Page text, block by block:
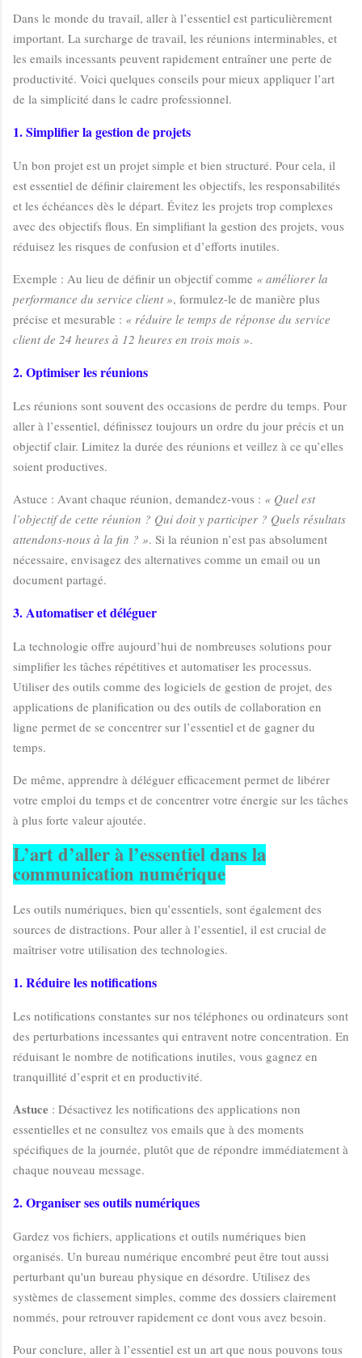
Dans le monde du travail, aller à l’essentiel est particulièrement
important. La surcharge de travail, les réunions interminables, et
les emails incessants peuvent rapidement entraîner une perte de
productivité. Voici quelques conseils pour mieux appliquer l’art
de la simplicité dans le cadre professionnel.
1. Simplifier la gestion de projets
Un bon projet est un projet simple et bien structuré. Pour cela, il
est essentiel de définir clairement les objectifs, les responsabilités
et les échéances dès le départ. Évitez les projets trop complexes
avec des objectifs flous. En simplifiant la gestion des projets, vous
réduisez les risques de confusion et d’efforts inutiles.
Exemple : Au lieu de définir un objectif comme « améliorer la
performance du service client », formulez-le de manière plus
précise et mesurable : « réduire le temps de réponse du service
client de 24 heures à 12 heures en trois mois ».
2. Optimiser les réunions
Les réunions sont souvent des occasions de perdre du temps. Pour
aller à l’essentiel, définissez toujours un ordre du jour précis et un
objectif clair. Limitez la durée des réunions et veillez à ce qu’elles
soient productives.
Astuce : Avant chaque réunion, demandez-vous : « Quel est
l’objectif de cette réunion ? Qui doit y participer ? Quels résultats
attendons-nous à la fin ? ». Si la réunion n’est pas absolument
nécessaire, envisagez des alternatives comme un email ou un
document partagé.
3. Automatiser et déléguer
La technologie offre aujourd’hui de nombreuses solutions pour
simplifier les tâches répétitives et automatiser les processus.
Utiliser des outils comme des logiciels de gestion de projet, des
applications de planification ou des outils de collaboration en
ligne permet de se concentrer sur l’essentiel et de gagner du
temps.
De même, apprendre à déléguer efficacement permet de libérer
votre emploi du temps et de concentrer votre énergie sur les tâches
à plus forte valeur ajoutée.
L’art d’aller à l’essentiel dans la
communication numérique
Les outils numériques, bien qu’essentiels, sont également des
sources de distractions. Pour aller à l’essentiel, il est crucial de
maîtriser votre utilisation des technologies.
1. Réduire les notifications
Les notifications constantes sur nos téléphones ou ordinateurs sont
des perturbations incessantes qui entravent notre concentration. En
réduisant le nombre de notifications inutiles, vous gagnez en
tranquillité d’esprit et en productivité.
Astuce : Désactivez les notifications des applications non
essentielles et ne consultez vos emails que à des moments
spécifiques de la journée, plutôt que de répondre immédiatement à
chaque nouveau message.
2. Organiser ses outils numériques
Gardez vos fichiers, applications et outils numériques bien
organisés. Un bureau numérique encombré peut être tout aussi
perturbant qu'un bureau physique en désordre. Utilisez des
systèmes de classement simples, comme des dossiers clairement
nommés, pour retrouver rapidement ce dont vous avez besoin.
Pour conclure, aller à l’essentiel est un art que nous pouvons tous